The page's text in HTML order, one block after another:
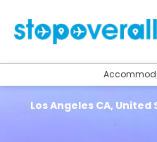
Los Angeles CA,